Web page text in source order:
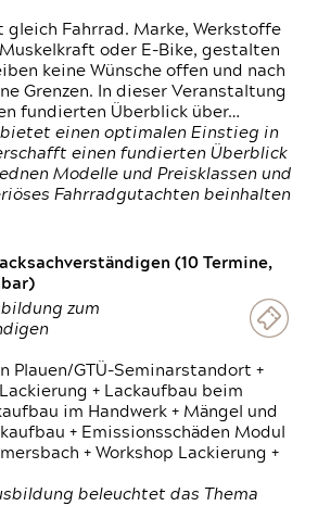
gleich Fahrrad. Marke, Werkstoffe
oder E-Bike, gestalten
keine Wünsche offen und nach
Grenzen. In dieser Veranstaltung
fundierten Überblick über…
bietet einen optimalen Einstieg in
einen fundierten Überblick
Modelle und Preisklassen und
Fahrradgutachten beinhalten
(10 Termine,
zum
Plauen/GTÜ-Seminarstandort +
+ Lackaufbau beim
im Handwerk + Mängel und
+ Emissionsschäden Modul
+ Workshop Lackierung +
beleuchtet das Thema